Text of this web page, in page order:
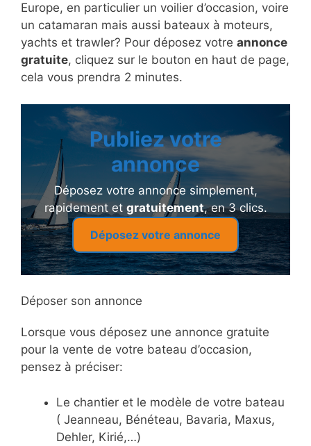
Europe, en particulier un voilier d’occasion, voire
un catamaran mais aussi bateaux à moteurs,
yachts et trawler? Pour déposez votre annonce
gratuite, cliquez sur le bouton en haut de page,
cela vous prendra 2 minutes.
Publiez votre
annonce
Déposez votre annonce simplement,
rapidement et gratuitement, en 3 clics.
Déposez votre annonce
Déposer son annonce
Lorsque vous déposez une annonce gratuite
pour la vente de votre bateau d’occasion,
pensez à préciser:
Le chantier et le modèle de votre bateau
( Jeanneau, Bénéteau, Bavaria, Maxus,
Dehler, Kirié,…)